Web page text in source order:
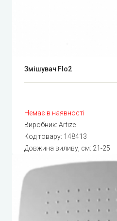
Змішувач Flo2
Немає в наявності
Виробник: Artize
Код товару: 148413
Довжина виливу, см: 21-25